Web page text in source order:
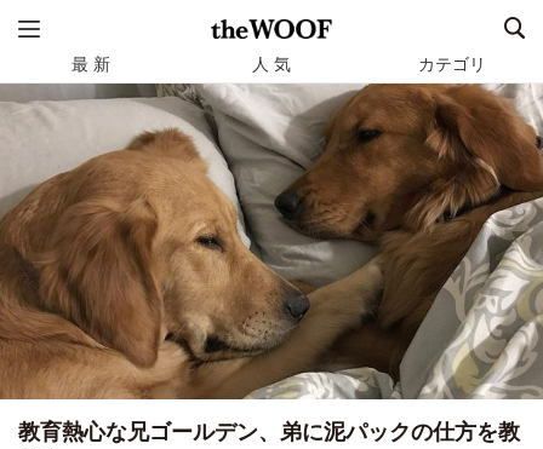
最 新 人 気 カテゴリ
教育熱心な兄ゴールデン、弟に泥パックの仕方を教